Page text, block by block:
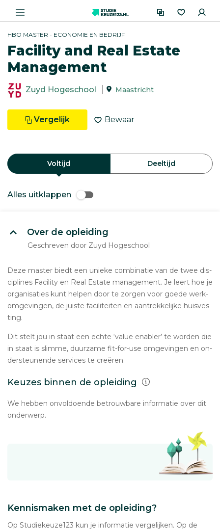
HBO MASTER - ECONOMIE EN BEDRIJF
Facility and Real Estate
Management
Zuyd Hogeschool Maastricht
Vergelijk Bewaar
Voltijd Deeltijd
Alles uitklappen
Over de opleiding
Geschreven door Zuyd Hogeschool
Deze master biedt een unieke com­bi­na­tie van de twee dis­
ci­pli­nes Facility en Real Estate ma­na­ge­ment. Je leert hoe je
or­ga­ni­sa­ties kunt helpen door te zorgen voor goede werk­
om­ge­vin­gen, de juiste fa­ci­li­tei­ten en aan­trek­ke­lij­ke huis­ves­
ting.
Dit stelt jou in staat een echte ‘value enabler’ te worden die
in staat is slimme, duurzame fit-for-use om­ge­vin­gen en on­
der­steu­nen­de services te creëren.
Keuzes binnen de opleiding
We hebben onvoldoende betrouwbare informatie over dit
onderwerp.
Kennismaken met de opleiding?
Op Studiekeuze123 kun je informatie vergelijken. Op de